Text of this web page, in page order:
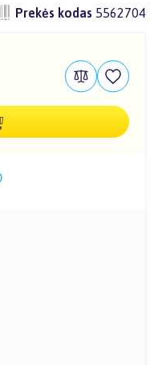
Prekės kodas 5562704